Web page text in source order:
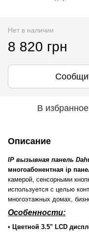
Нет в наличии
8 820 грн
В избранное
Описание
IP вызывная панель
многоабонентная ip
камерой, сенсорными
используется с целью
многоэтажных домах,
Особенности:
• Цветной 3.5" LCD